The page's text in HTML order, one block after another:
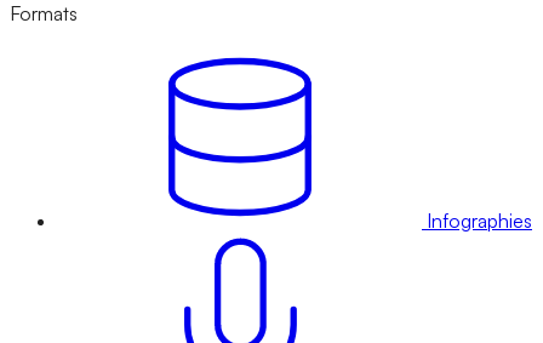
Formats
Infographies